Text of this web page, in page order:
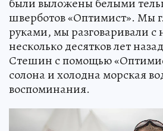
были выложены белыми
шверботов «Оптимист». Мы
руками, мы разговаривали
несколько десятков лет
Стешин с помощью
солона и холодна морская
воспоминания.